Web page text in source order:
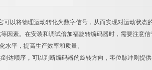
以将物理运动转化为数字信号，从而实现对运动状态
因素。在安装和调试倍加福旋转编码器时，需要注意
水平，提高生产效率和质量。
达顺序，可以判断编码器的旋转方向，零位脉冲则提